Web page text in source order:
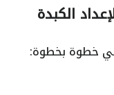
الكبدة
خطوة بخطوة: